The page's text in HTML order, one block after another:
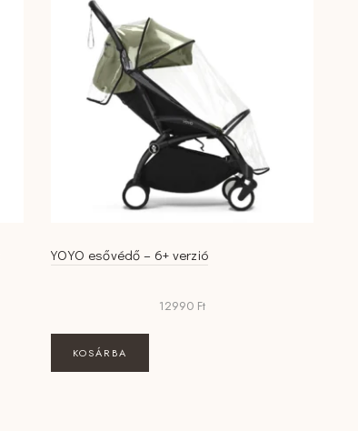
YOYO esővédő – 6+ verzió
12990 Ft
KOSÁRBA